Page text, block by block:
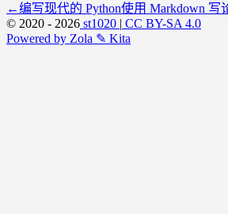
←编写现代的 Python使用 Markdown 写
© 2020 - 2026 st1020 | CC BY-SA 4.0
Powered by Zola ✎ Kita